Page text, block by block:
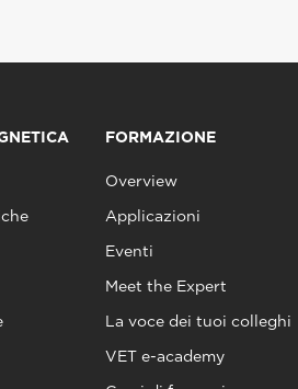
FORMAZIONE
Overview
Applicazioni
Eventi
Meet the Expert
La voce dei tuoi colleghi
VET e-academy